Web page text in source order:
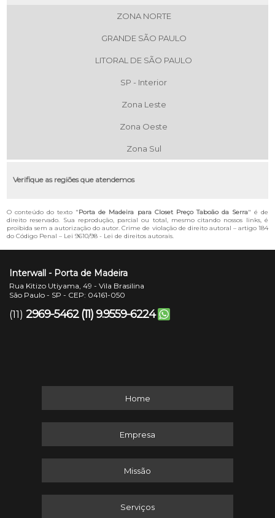
ZONA NORTE
GRANDE SÃO PAULO
LITORAL DE SÃO PAULO
SP - Interior
Zona Leste
Zona Oeste
Zona Sul
Verifique as regiões que atendemos
O conteúdo do texto "Porta de Madeira para Closet Preço Taboão da Serra" é de
direito reservado. Sua reprodução, parcial ou total, mesmo citando nossos links, é
proibida sem a autorização do autor. Crime de violação de direito autoral – artigo 184
do Código Penal – Lei 9610/98 - Lei de direitos autorais.
Interwall - Porta de Madeira
Rua Kitizo Utiyama, 49 - Vila Brasilina
São Paulo - SP - CEP: 04161-050
(11) 2969-5462 (11) 9.9559-6224
Home
Empresa
Missão
Serviços